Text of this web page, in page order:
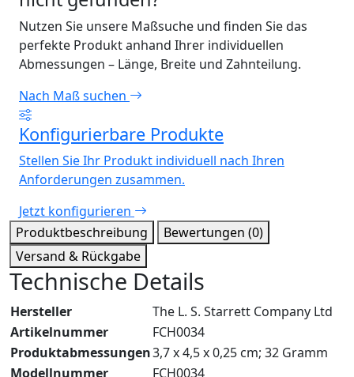
Nutzen Sie unsere Maßsuche und finden Sie das
perfekte Produkt anhand Ihrer individuellen
Abmessungen – Länge, Breite und Zahnteilung.
Nach Maß suchen
Konfigurierbare Produkte
Stellen Sie Ihr Produkt individuell nach Ihren
Anforderungen zusammen.
Jetzt konfigurieren
Produktbeschreibung
Bewertungen (0)
Versand & Rückgabe
Technische Details
Hersteller
‎The L. S. Starrett Company Ltd
Artikelnummer
‎FCH0034
Produktabmessungen‎3,7 x 4,5 x 0,25 cm; 32 Gramm
Modellnummer
‎FCH0034